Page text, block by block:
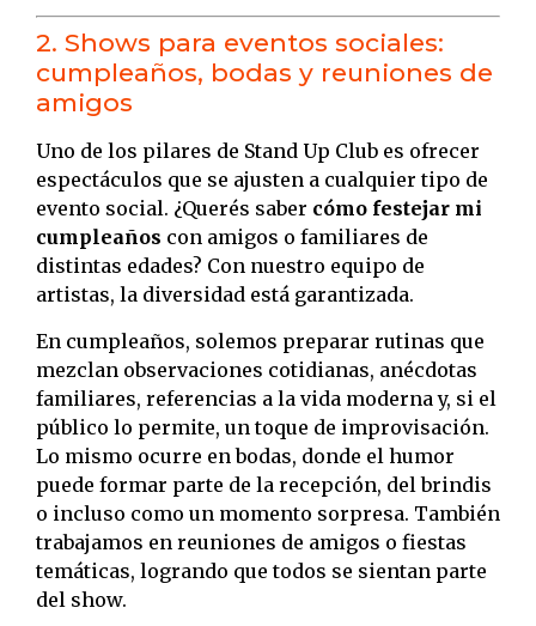
2. Shows para eventos sociales:
cumpleaños, bodas y reuniones de
amigos
Uno de los pilares de Stand Up Club es ofrecer
espectáculos que se ajusten a cualquier tipo de
evento social. ¿Querés saber cómo festejar mi
cumpleaños con amigos o familiares de
distintas edades? Con nuestro equipo de
artistas, la diversidad está garantizada.
En cumpleaños, solemos preparar rutinas que
mezclan observaciones cotidianas, anécdotas
familiares, referencias a la vida moderna y, si el
público lo permite, un toque de improvisación.
Lo mismo ocurre en bodas, donde el humor
puede formar parte de la recepción, del brindis
o incluso como un momento sorpresa. También
trabajamos en reuniones de amigos o fiestas
temáticas, logrando que todos se sientan parte
del show.